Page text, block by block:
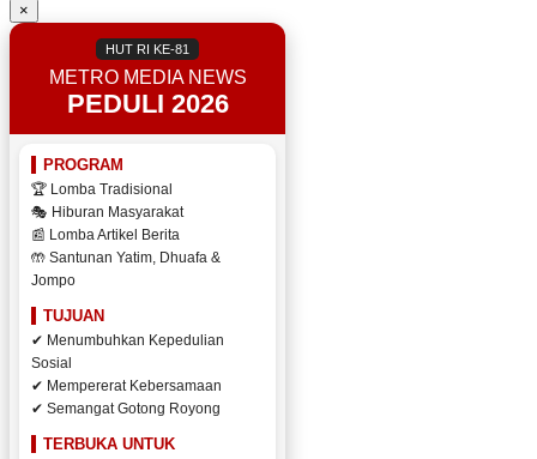
×
HUT RI KE-81
METRO MEDIA NEWS
PEDULI 2026
PROGRAM
🏆 Lomba Tradisional
🎭 Hiburan Masyarakat
📰 Lomba Artikel Berita
🤲 Santunan Yatim, Dhuafa &
Jompo
TUJUAN
✔ Menumbuhkan Kepedulian
Sosial
✔ Mempererat Kebersamaan
✔ Semangat Gotong Royong
TERBUKA UNTUK